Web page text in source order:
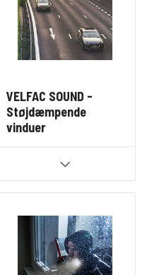
VELFAC SOUND -
Støjdæmpende
vinduer